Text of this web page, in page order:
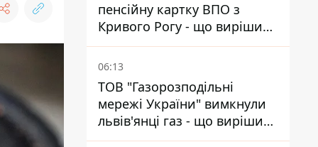
пенсійну картку ВПО з
Кривого Рогу - що вирішив
суд
06:13
ТОВ "Газорозподільні
мережі України" вимкнули
львів'янці газ - що вирішив
суд